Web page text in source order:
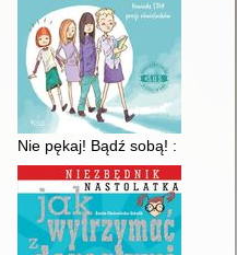
: perspektywa
Nie pękaj! Bądź sobą! :